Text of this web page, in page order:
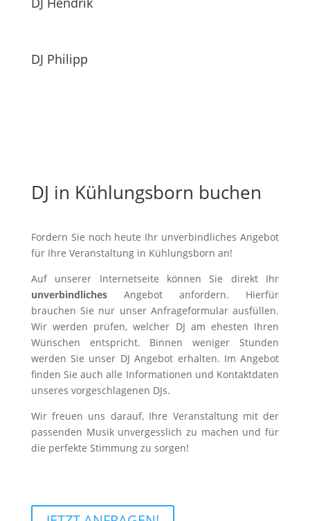
DJ Philipp
DJ in Kühlungsborn buchen
Fordern Sie noch heute Ihr unverbindliches Angebot
für Ihre Veranstaltung in Kühlungsborn an!
Auf unserer Internetseite können Sie direkt Ihr
unverbindlichesAngebot anfordern. Hierfür
brauchen Sie nur unser Anfrageformular ausfüllen.
Wir werden prüfen, welcher DJ am ehesten Ihren
Wünschen entspricht. Binnen weniger Stunden
werden Sie unser DJ Angebot erhalten. Im Angebot
finden Sie auch alle Informationen und Kontaktdaten
unseres vorgeschlagenen DJs.
Wir freuen uns darauf, Ihre Veranstaltung mit der
passenden Musik unvergesslich zu machen und für
die perfekte Stimmung zu sorgen!